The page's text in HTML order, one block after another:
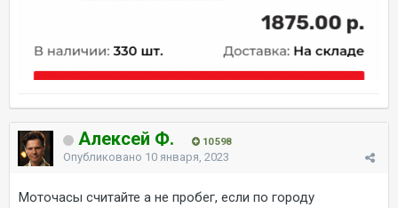
Алексей Ф. 10 598
Опубликовано 10 января, 2023
Моточасы считайте а не пробег, если по городу